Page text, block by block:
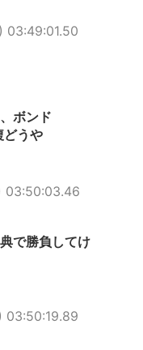
03:49:01.50
ボンド
どうや
03:50:03.46
で勝負してけ
03:50:19.89